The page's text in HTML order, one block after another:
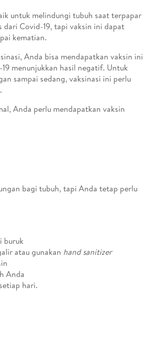
untuk melindungi tubuh saat terpapar
dari Covid-19, tapi vaksin ini dapat
kematian.
Anda bisa mendapatkan vaksin ini
menunjukkan hasil negatif. Untuk
sampai sedang, vaksinasi ini perlu
Anda perlu mendapatkan vaksin
bagi tubuh, tapi Anda tetap perlu
buruk
atau gunakan hand sanitizer
Anda
hari.